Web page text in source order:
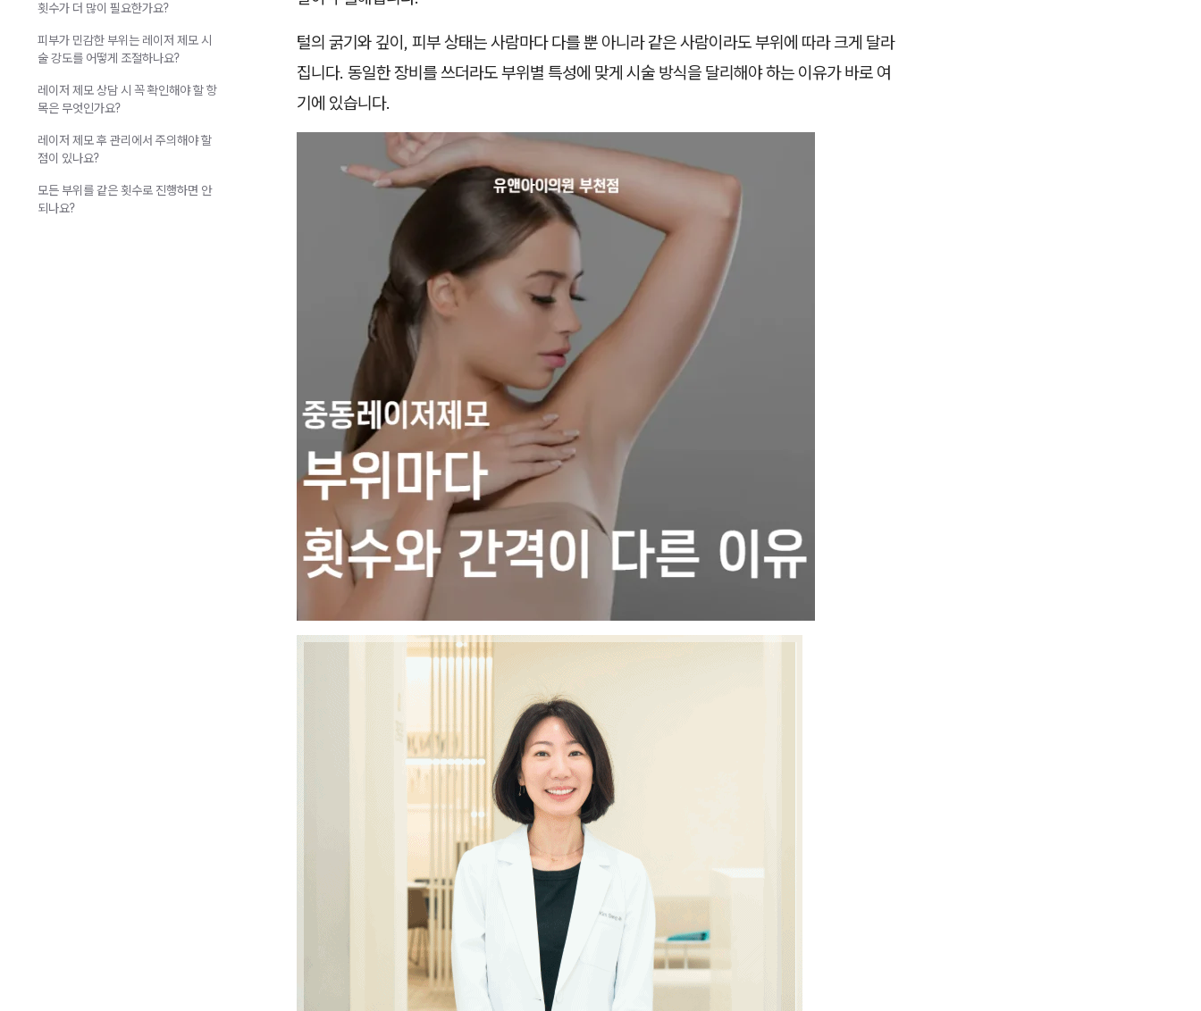
털의 굵기와 깊이, 피부 상태는 사람마다 다를 뿐 아니라 같은 사람이라도 부위에 따라 크게 달라
집니다. 동일한 장비를 쓰더라도 부위별 특성에 맞게 시술 방식을 달리해야 하는 이유가 바로 여
기에 있습니다.
횟수가 더 많이 필요한가요?
피부가 민감한 부위는 레이저 제모 시
술 강도를 어떻게 조절하나요?
레이저 제모 상담 시 꼭 확인해야 할 항
목은 무엇인가요?
레이저 제모 후 관리에서 주의해야 할
점이 있나요?
모든 부위를 같은 횟수로 진행하면 안
되나요?